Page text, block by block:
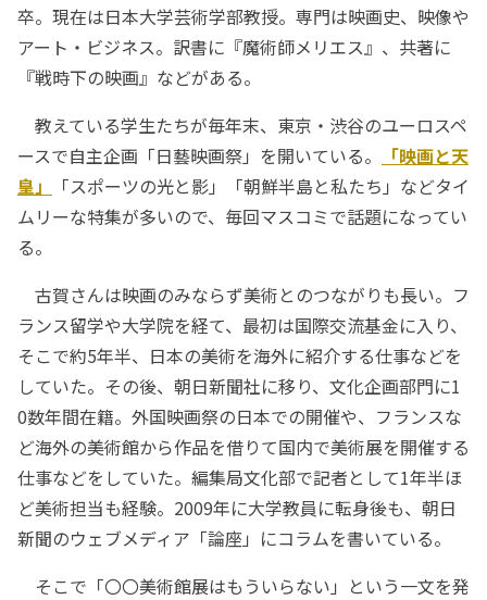
卒。現在は日本大学芸術学部教授。専門は映画史、映像や
アート・ビジネス。訳書に『魔術師メリエス』、共著に
『戦時下の映画』などがある。
教えている学生たちが毎年末、東京・渋谷のユーロスペ
ースで自主企画「日藝映画祭」を開いている。
「映画と天
皇」
「スポーツの光と影」「朝鮮半島と私たち」などタイ
ムリーな特集が多いので、毎回マスコミで話題になってい
る。
古賀さんは映画のみならず美術とのつながりも長い。フ
ランス留学や大学院を経て、最初は国際交流基金に入り、
そこで約5年半、日本の美術を海外に紹介する仕事などを
していた。その後、朝日新聞社に移り、文化企画部門に1
0数年間在籍。外国映画祭の日本での開催や、フランスな
ど海外の美術館から作品を借りて国内で美術展を開催する
仕事などをしていた。編集局文化部で記者として1年半ほ
ど美術担当も経験。2009年に大学教員に転身後も、朝日
新聞のウェブメディア「論座」にコラムを書いている。
そこで「〇〇美術館展はもういらない」という一文を発